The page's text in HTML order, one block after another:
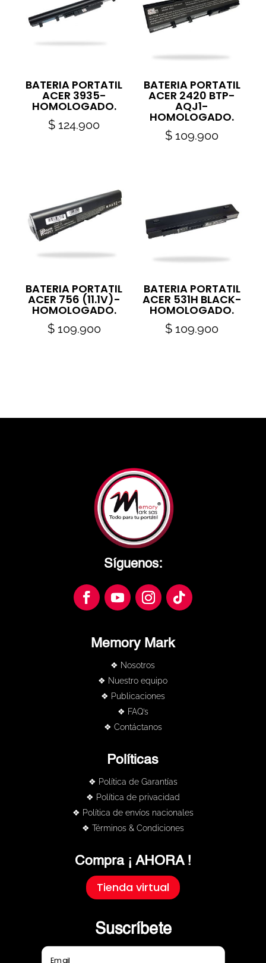
BATERIA PORTATIL
ACER 3935-
HOMOLOGADO.
$ 124.900
BATERIA PORTATIL
ACER 2420 BTP-
AQJ1-
HOMOLOGADO.
$ 109.900
BATERIA PORTATIL
ACER 756 (11.1V)-
HOMOLOGADO.
$109.900
BATERIA PORTATIL
ACER 531H BLACK-
HOMOLOGADO.
$ 109.900
Síguenos:
Memory Mark
❖ Nosotros
❖ Nuestro equipo
❖ Publicaciones
❖ FAQ’s
❖ Contáctanos
Políticas
❖ Política de Garantías
❖ Política de privacidad
❖ Política de envíos nacionales
❖ Términos & Condiciones
Compra ¡ AHORA !
Tienda virtual
Suscríbete